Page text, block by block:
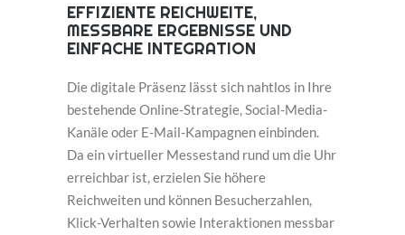
EFFIZIENTE REICHWEITE,
MESSBARE ERGEBNISSE UND
EINFACHE INTEGRATION
Die digitale Präsenz lässt sich nahtlos in Ihre
bestehende Online-Strategie, Social-Media-
Kanäle oder E-Mail-Kampagnen einbinden.
Da ein virtueller Messestand rund um die Uhr
erreichbar ist, erzielen Sie höhere
Reichweiten und können Besucherzahlen,
Klick-Verhalten sowie Interaktionen messbar